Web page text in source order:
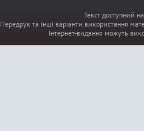
Текст доступний
Передрук та інші варіанти використання
Інтернет-видання можуть